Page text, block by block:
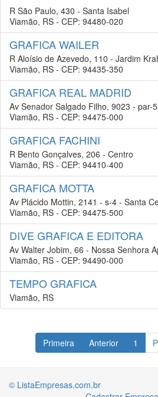
R São Paulo, 430 - Santa Isabel
Viamão, RS - CEP: 94480-020
GRAFICA WAILER
R Aloísio de Azevedo, 110 - Jardim
Viamão, RS - CEP: 94435-350
GRAFICA REAL MADRID
Av Senador Salgado Filho, 9023 - par-
Viamão, RS - CEP: 94475-000
GRAFICA FACHINI
R Bento Gonçalves, 206 - Centro
Viamão, RS - CEP: 94410-400
GRAFICA MOTTA
Av Plácido Mottin, 2141 - s-4 - Santa
Viamão, RS - CEP: 94475-500
DIVE GRAFICA E EDITORA
Av Walter Jobim, 66 - Nossa Senhora
Viamão, RS - CEP: 94490-000
TEMPO GRAFICA
Viamão, RS
Primeira Anterior 1
© ListaEmpresas.com.br